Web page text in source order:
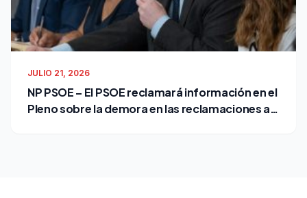
JULIO 21, 2026
NP PSOE – El PSOE reclamará información en el
Pleno sobre la demora en las reclamaciones al